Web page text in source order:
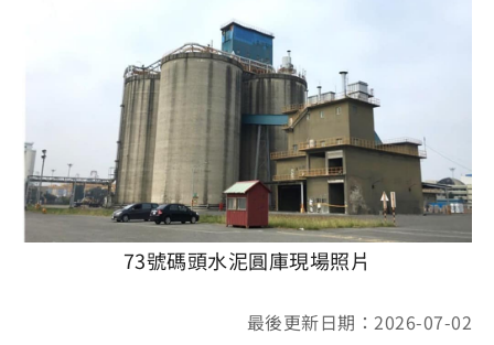
73號碼頭水泥圓庫現場照片
最後更新日期：2026-07-02